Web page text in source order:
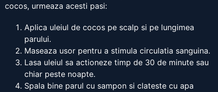
cocos, urmeaza acesti pasi:
Aplica uleiul de cocos pe scalp si pe lungimea
parului.
Maseaza usor pentru a stimula circulatia sanguina.
Lasa uleiul sa actioneze timp de 30 de minute sau
chiar peste noapte.
Spala bine parul cu sampon si clateste cu apa